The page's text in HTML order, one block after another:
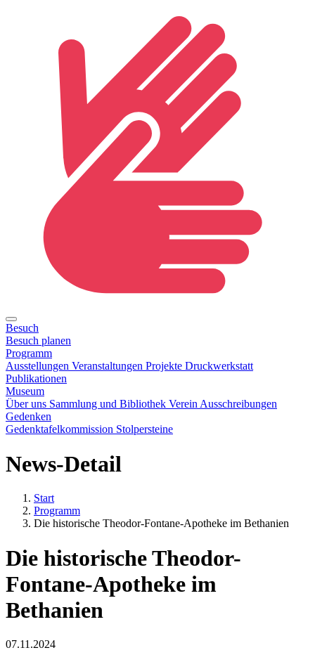
Besuch
Besuch planen
Programm
Ausstellungen Veranstaltungen Projekte Druckwerkstatt
Publikationen
Museum
Über uns Sammlung und Bibliothek VereinAusschreibungen
Gedenken
Gedenktafelkommission Stolpersteine
News-Detail
Start
Programm
Die historische Theodor-Fontane-Apotheke im Bethanien
Die historische Theodor-
Fontane-Apotheke im
Bethanien
07.11.2024